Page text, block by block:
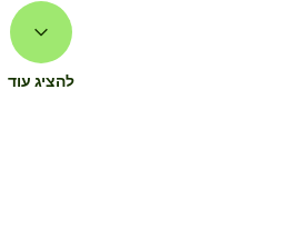
להציג עוד